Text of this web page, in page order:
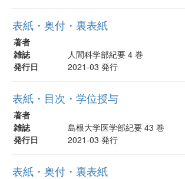
表紙・奥付・裏表紙
著者
雑誌
人間科学部紀要 4 巻
発行日
2021-03 発行
表紙・目次・学位授与
著者
雑誌
島根大学医学部紀要 43 巻
発行日
2021-03 発行
表紙・奥付・裏表紙